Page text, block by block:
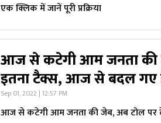
एक क्लिक में जानें पूरी प्रक्रिया
आज से कटेगी आम जनता की
इतना टैक्स, आज से बदल गए
Sep 01, 2022 | 12:57 PM
आज से कटेगी आम जनता की जेब, अब टोल पर